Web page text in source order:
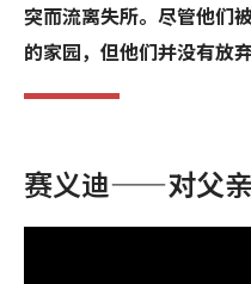
突而流离失所。尽管他们
的家园，但他们并没有放
赛义迪——对父